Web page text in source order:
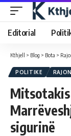
Editorial
Kthjell > Blog > Bota >
POLITIKE
Mitsotakis
sigurinë